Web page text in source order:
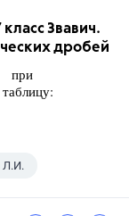
Звавич.
дробей
при
Л.И.